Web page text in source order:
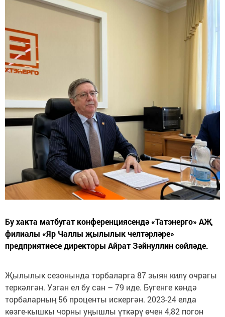
Бу хакта матбугат конференциясендә «Татэнерго» АҖ
филиалы «Яр Чаллы җылылык челтәрләре»
предприятиесе директоры Айрат Зәйнуллин сөйләде.
Җылылык сезонында торбаларга 87 зыян килү очрагы
теркәлгән. Узган ел бу сан – 79 иде. Бүгенге көндә
торбаларның 56 проценты искергән. 2023-24 елда
көзге-кышкы чорны уңышлы үткәрү өчен 4,82 погон